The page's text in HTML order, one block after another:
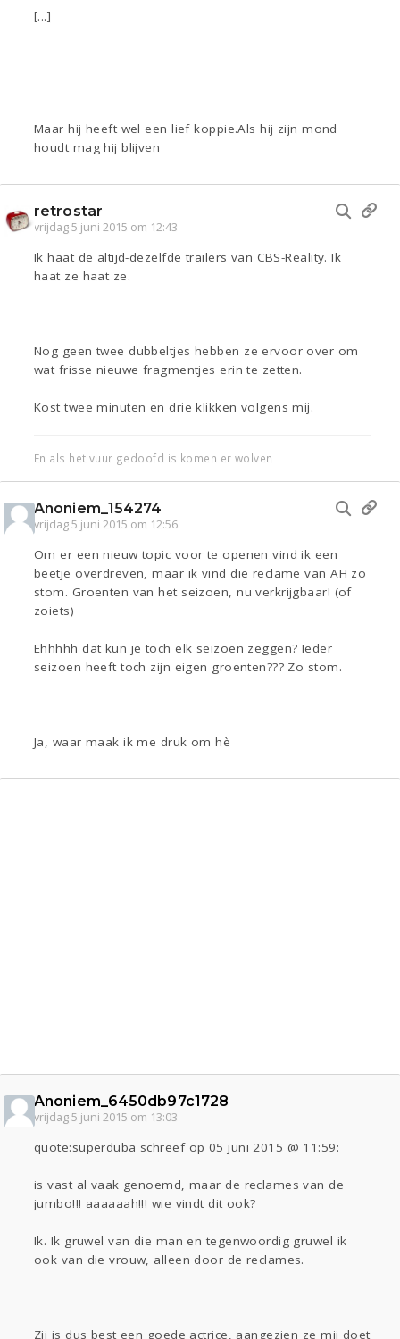
[...]
Maar hij heeft wel een lief koppie.Als hij zijn mond
houdt mag hij blijven
retrostar
vrijdag 5 juni 2015 om 12:43
Ik haat de altijd-dezelfde trailers van CBS-Reality. Ik
haat ze haat ze.
Nog geen twee dubbeltjes hebben ze ervoor over om
wat frisse nieuwe fragmentjes erin te zetten.
Kost twee minuten en drie klikken volgens mij.
En als het vuur gedoofd is komen er wolven
Anoniem_154274
vrijdag 5 juni 2015 om 12:56
Om er een nieuw topic voor te openen vind ik een
beetje overdreven, maar ik vind die reclame van AH zo
stom. Groenten van het seizoen, nu verkrijgbaar! (of
zoiets)
Ehhhhh dat kun je toch elk seizoen zeggen? Ieder
seizoen heeft toch zijn eigen groenten??? Zo stom.
Ja, waar maak ik me druk om hè
Anoniem_6450db97c1728
vrijdag 5 juni 2015 om 13:03
quote:superduba schreef op 05 juni 2015 @ 11:59:
is vast al vaak genoemd, maar de reclames van de
jumbo!!! aaaaaah!!! wie vindt dit ook?
Ik. Ik gruwel van die man en tegenwoordig gruwel ik
ook van die vrouw, alleen door de reclames.
Zij is dus best een goede actrice, aangezien ze mij doet